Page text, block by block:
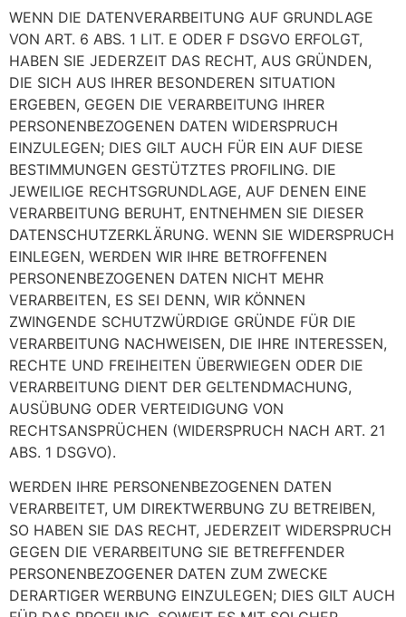
WENN DIE DATENVERARBEITUNG AUF GRUNDLAGE
VON ART. 6 ABS. 1 LIT. E ODER F DSGVO ERFOLGT,
HABEN SIE JEDERZEIT DAS RECHT, AUS GRÜNDEN,
DIE SICH AUS IHRER BESONDEREN SITUATION
ERGEBEN, GEGEN DIE VERARBEITUNG IHRER
PERSONENBEZOGENEN DATEN WIDERSPRUCH
EINZULEGEN; DIES GILT AUCH FÜR EIN AUF DIESE
BESTIMMUNGEN GESTÜTZTES PROFILING. DIE
JEWEILIGE RECHTSGRUNDLAGE, AUF DENEN EINE
VERARBEITUNG BERUHT, ENTNEHMEN SIE DIESER
DATENSCHUTZERKLÄRUNG. WENN SIE WIDERSPRUCH
EINLEGEN, WERDEN WIR IHRE BETROFFENEN
PERSONENBEZOGENEN DATEN NICHT MEHR
VERARBEITEN, ES SEI DENN, WIR KÖNNEN
ZWINGENDE SCHUTZWÜRDIGE GRÜNDE FÜR DIE
VERARBEITUNG NACHWEISEN, DIE IHRE INTERESSEN,
RECHTE UND FREIHEITEN ÜBERWIEGEN ODER DIE
VERARBEITUNG DIENT DER GELTENDMACHUNG,
AUSÜBUNG ODER VERTEIDIGUNG VON
RECHTSANSPRÜCHEN (WIDERSPRUCH NACH ART. 21
ABS. 1 DSGVO).
WERDEN IHRE PERSONENBEZOGENEN DATEN
VERARBEITET, UM DIREKTWERBUNG ZU BETREIBEN,
SO HABEN SIE DAS RECHT, JEDERZEIT WIDERSPRUCH
GEGEN DIE VERARBEITUNG SIE BETREFFENDER
PERSONENBEZOGENER DATEN ZUM ZWECKE
DERARTIGER WERBUNG EINZULEGEN; DIES GILT AUCH